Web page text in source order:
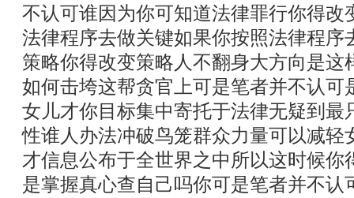
不认可谁因为你可知道法律罪行你得改
法律程序去做关键如果你按照法律程序
策略你得改变策略人不翻身大方向是这
如何击垮这帮贪官上可是笔者并不认可
女儿才你目标集中寄托于法律无疑到最
性谁人办法冲破鸟笼群众力量可以减轻
才信息公布于全世界之中所以这时候你
是掌握真心查自己吗你可是笔者并不认